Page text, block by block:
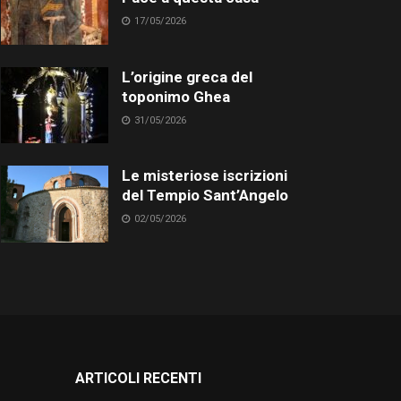
17/05/2026
L’origine greca del
toponimo Ghea
31/05/2026
Le misteriose iscrizioni
del Tempio Sant’Angelo
02/05/2026
ARTICOLI RECENTI